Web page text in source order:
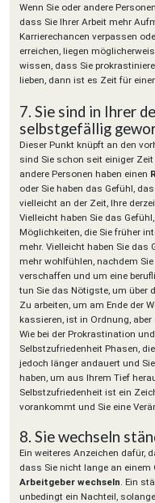
Wenn Sie oder andere
dass Sie Ihrer Arbeit mehr
Karrierechancen verpassen
erreichen, liegen
wissen, dass Sie
lieben, dann ist es Zeit für
7. Sie sind in Ihrer
selbstgefällig
Dieser Punkt knüpft an den
sind Sie schon seit einiger
andere Personen haben einen
oder Sie haben das Gefühl,
vielleicht an der Zeit, Ihre
Vielleicht haben Sie das
Möglichkeiten, die Sie früher
mehr. Vielleicht haben Sie das
mehr wohlfühlen, nachdem
verschaffen und um eine
tun Sie das Nötigste, um über
Zu arbeiten, um am Ende der
kassieren, ist in Ordnung,
Wie bei der Prokrastination
Selbstzufriedenheit Phasen,
jedoch länger andauert und
haben, um aus Ihrem Tief
Selbstzufriedenheit ist ein
vorankommt und Sie eine
8. Sie wechseln
Ein weiteres Anzeichen dafür,
dass Sie nicht lange an einem
Arbeitgeber wechseln . Ein
unbedingt ein Nachteil,